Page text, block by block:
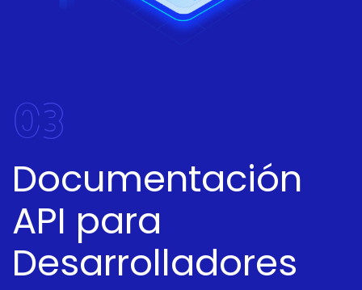
03
Documentación
API para
Desarrolladores